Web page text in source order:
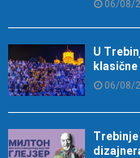
06/08/
U
06/08/